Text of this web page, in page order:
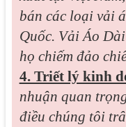
bán các loại vải
Quốc. Vải Áo
họ chiếm đảo
4. Triết lý kinh
nhuận quan
điều chúng tôi